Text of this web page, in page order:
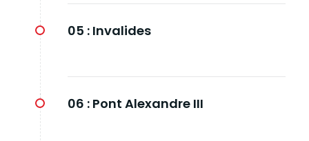
05 : Invalides
06 : Pont Alexandre III